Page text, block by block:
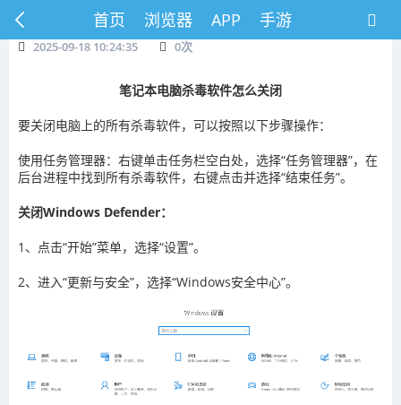
首页 浏览器 APP 手游
2025-09-18 10:24:35 0次
笔记本电脑杀毒软件怎么关闭
要关闭电脑上的所有杀毒软件，可以按照以下步骤操作：
使用任务管理器：右键单击任务栏空白处，选择“任务管理器”，在
后台进程中找到所有杀毒软件，右键点击并选择“结束任务”。
关闭Windows Defender：
1、点击“开始”菜单，选择“设置”。
2、进入“更新与安全”，选择“Windows安全中心”。